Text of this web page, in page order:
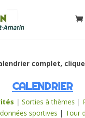
complet,
CALENDRIER
| Sorties à thèmes |
sportives | Tour